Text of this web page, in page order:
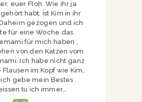
euer Floh. Wie ihr ja
habt, ist Kim in ihr
gezogen und ich
für eine Woche das
für mich haben ,
von den Katzen vom
Ich habe nicht ganz
im Kopf wie Kim,
gebe mein Bestes .
tu ich immer…